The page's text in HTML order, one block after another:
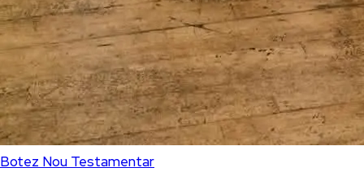
Botez Nou Testamentar